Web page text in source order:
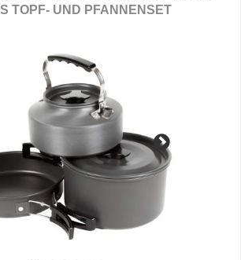
TOPF- UND PFANNENSET